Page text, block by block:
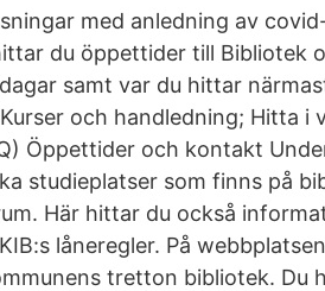
med anledning av
du öppettider till Bibliotek
samt var du hittar
och handledning; Hitta i
Öppettider och kontakt
studieplatser som finns på
Här hittar du också
låneregler. På
tretton bibliotek. Du